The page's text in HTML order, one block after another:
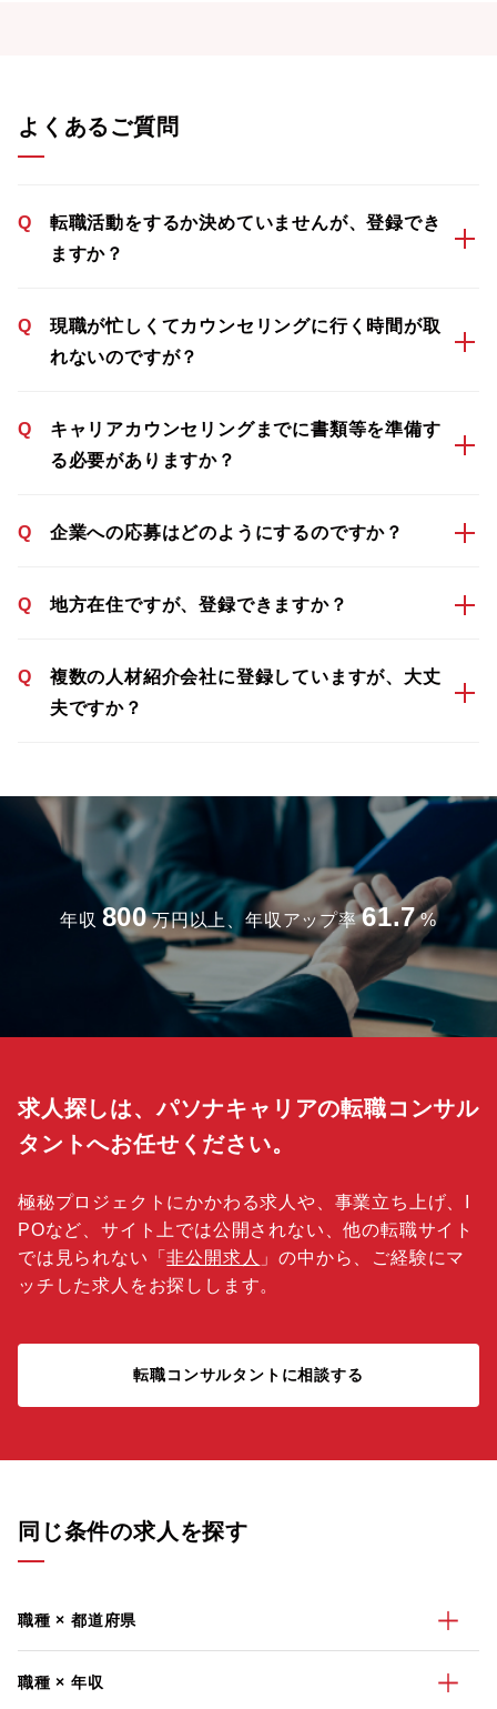
よくあるご質問
Q
転職活動をするか決めていませんが、登録でき
ますか？
Q
現職が忙しくてカウンセリングに行く時間が取
れないのですが？
Q
キャリアカウンセリングまでに書類等を準備す
る必要がありますか？
Q 企業への応募はどのようにするのですか？
Q 地方在住ですが、登録できますか？
Q
複数の人材紹介会社に登録していますが、大丈
夫ですか？
年収 800 万円以上、年収アップ率 61.7 %
求人探しは、パソナキャリアの転職コンサル
タントへお任せください。
極秘プロジェクトにかかわる求人や、事業立ち上げ、I
POなど、サイト上では公開されない、他の転職サイト
では見られない「非公開求人 」の中から、ご経験にマ
ッチした求人をお探しします。
転職コンサルタントに相談する
同じ条件の求人を探す
職種 × 都道府県
職種 × 年収